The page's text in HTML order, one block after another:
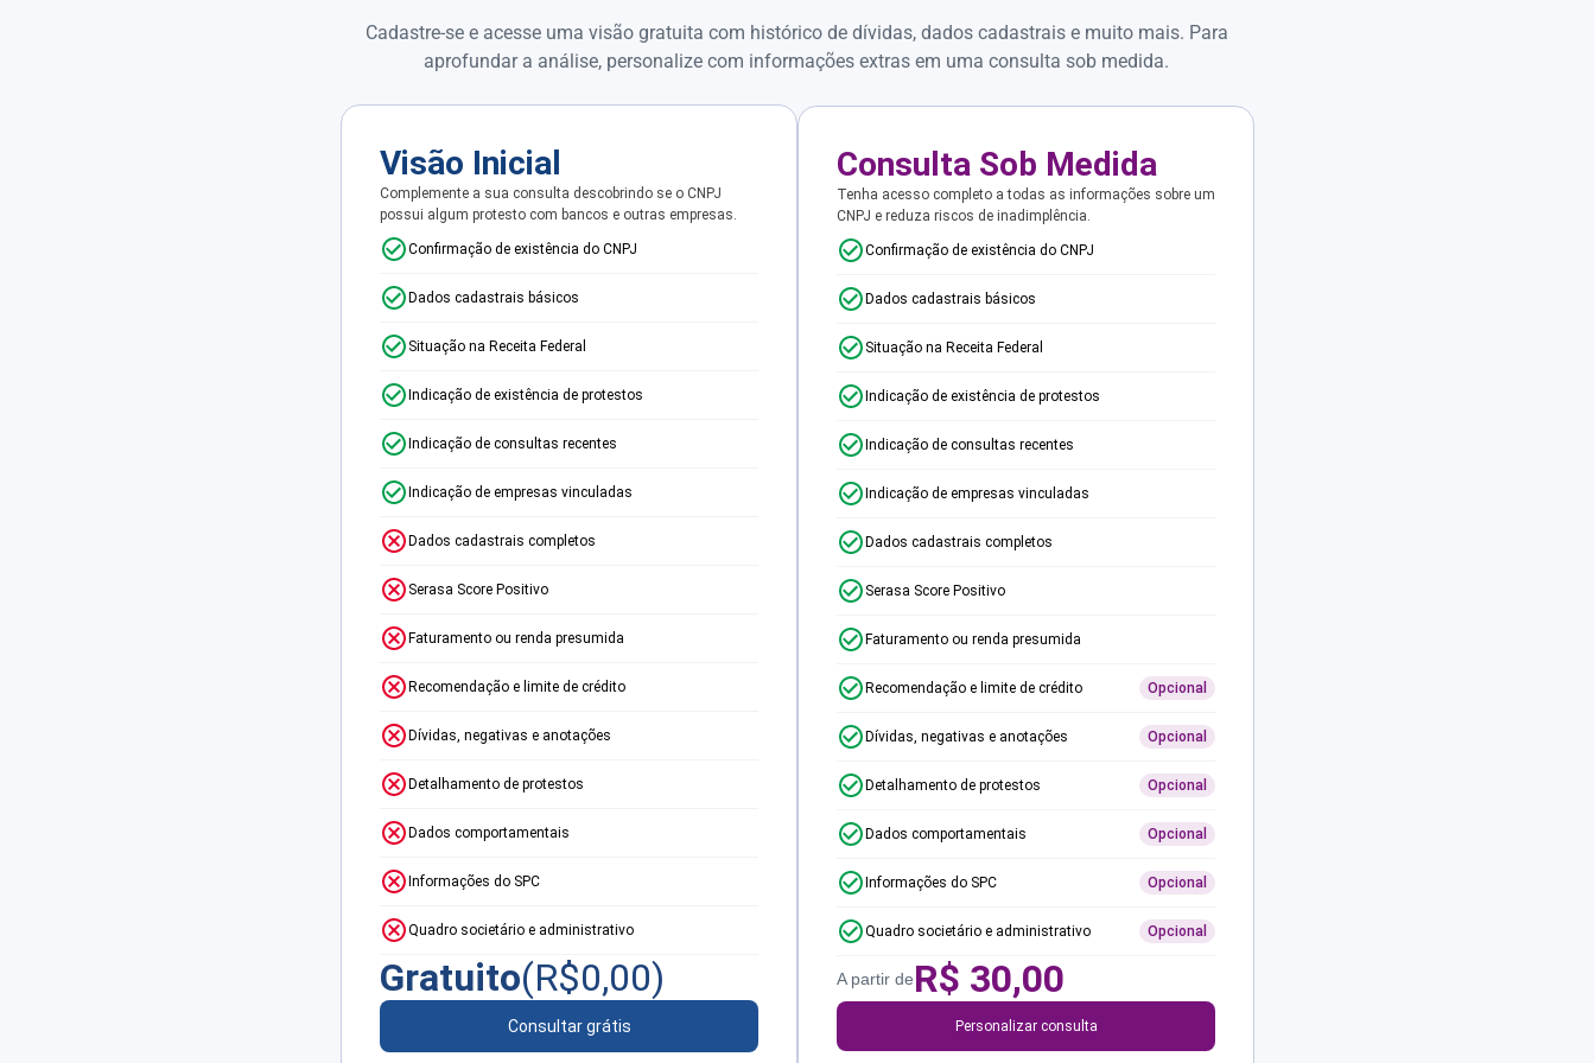
Cadastre-se e acesse uma visão gratuita com histórico de dívidas, dados cadastrais e muito mais. Para
aprofundar a análise, personalize com informações extras em uma consulta sob medida.
Visão Inicial
Complemente a sua consulta descobrindo se o CNPJ
possui algum protesto com bancos e outras empresas.
Confirmação de existência do CNPJ
Dados cadastrais básicos
Situação na Receita Federal
Indicação de existência de protestos
Indicação de consultas recentes
Indicação de empresas vinculadas
Dados cadastrais completos
Serasa Score Positivo
Faturamento ou renda presumida
Recomendação e limite de crédito
Dívidas, negativas e anotações
Detalhamento de protestos
Dados comportamentais
Informações do SPC
Quadro societário e administrativo
Gratuito(R$0,00)
Consultar grátis
Consulta Sob Medida
Tenha acesso completo a todas as informações sobre um
CNPJ e reduza riscos de inadimplência.
Confirmação de existência do CNPJ
Dados cadastrais básicos
Situação na Receita Federal
Indicação de existência de protestos
Indicação de consultas recentes
Indicação de empresas vinculadas
Dados cadastrais completos
Serasa Score Positivo
Faturamento ou renda presumida
Recomendação e limite de crédito Opcional
Dívidas, negativas e anotações Opcional
Detalhamento de protestos Opcional
Dados comportamentais Opcional
Informações do SPC Opcional
Quadro societário e administrativo Opcional
A partir deR$ 30,00
Personalizar consulta